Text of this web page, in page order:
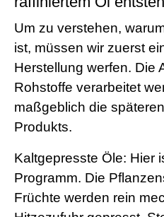
Um zu verstehen,
ist, müssen wir zuerst
Herstellung werfen. Die
Rohstoffe verarbeitet
maßgeblich die
Produkts.
Kaltgepresste Öle: Hier
Programm. Die
Früchte werden rein